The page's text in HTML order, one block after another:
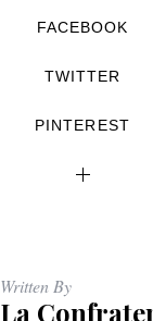
FACEBOOK
TWITTER
PINTEREST
Written By
La